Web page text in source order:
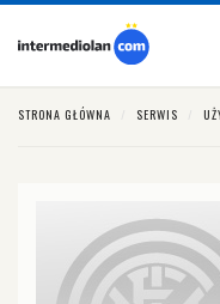
STRONA GŁÓWNA SERWIS